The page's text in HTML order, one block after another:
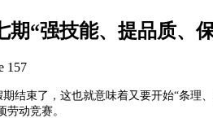
期“强技能、提品质、
157
结束了，这也就意味着又要开始“条理
劳动竞赛。